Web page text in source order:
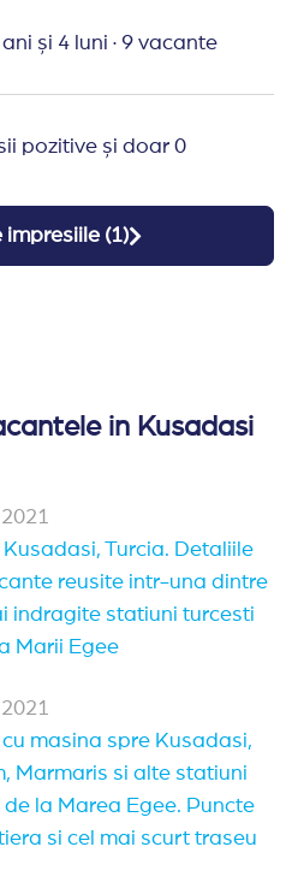
și 4 luni · 9 vacante
pozitive și doar 0
impresiile (1)
in Kusadasi
Kusadasi, Turcia. Detaliile
reusite intr-una dintre
indragite statiuni turcesti
Marii Egee
cu masina spre Kusadasi,
Marmaris si alte statiuni
la Marea Egee. Puncte
si cel mai scurt traseu